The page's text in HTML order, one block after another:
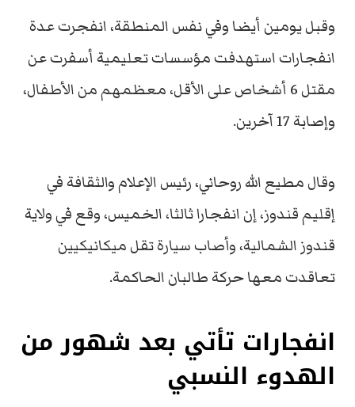
وقبل يومين أيضا وفي نفس المنطقة، انفجرت عدة
انفجارات استهدفت مؤسسات تعليمية أسفرت عن
مقتل 6 أشخاص على الأقل، معظمهم من الأطفال،
وإصابة 17 آخرين.
وقال مطيع الله روحاني، رئيس الإعلام والثقافة في
إقليم قندوز، إن انفجارا ثالثا، الخميس، وقع في ولاية
قندوز الشمالية، وأصاب سيارة تقل ميكانيكيين
تعاقدت معها حركة طالبان الحاكمة.
انفجارات تأتي بعد شهور من
الهدوء النسبي